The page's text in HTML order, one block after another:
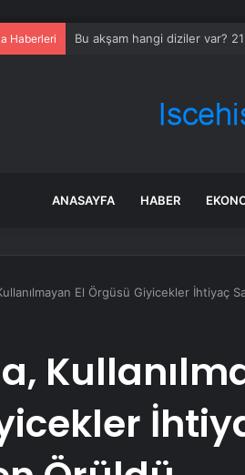
Haberleri Bu akşam hangi diziler var?
ANASAYFA HABER
El Örgüsü Giyicekler İhtiyaç